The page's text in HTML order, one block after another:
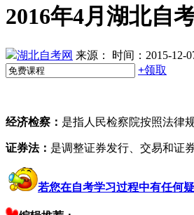
2016年4月湖北自
湖北自考网 来源：
时间：2015-12-
+领取
经济检察： 是指人民检察院按照法律
证券法： 是调整证券发行、交易和证
若您在自考学习过程中有任何